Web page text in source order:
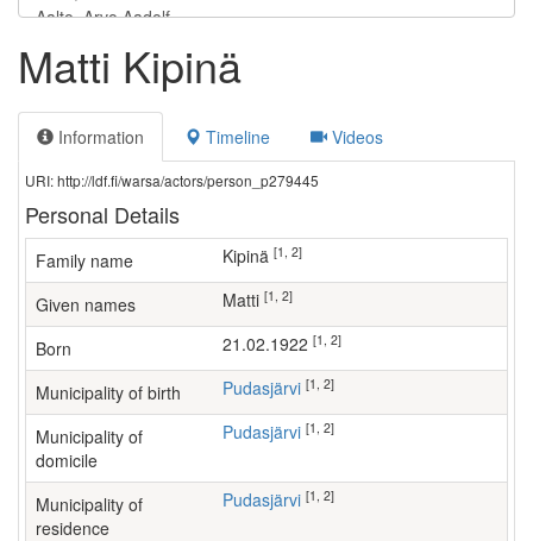
Matti Kipinä
Information Timeline Videos
URI: http://ldf.fi/warsa/actors/person_p279445
Personal Details
Family name Kipinä [1, 2]
Given names Matti [1, 2]
Born 21.02.1922 [1, 2]
Municipality of birth Pudasjärvi [1, 2]
Municipality of
domicile
Pudasjärvi [1, 2]
Municipality of
residence
Pudasjärvi [1, 2]